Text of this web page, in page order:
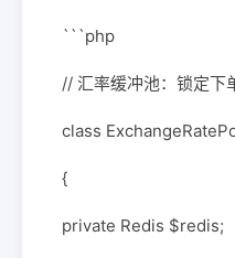
```php
// 汇率缓冲池：锁定下
class
{
private Redis $redis;